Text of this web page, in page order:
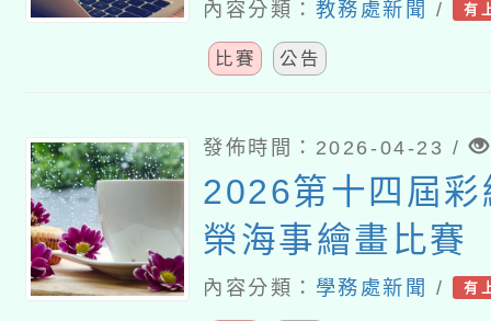
內容分類： 教務處新聞 / 有
比賽 公告
發佈時間：2026-04-23 /
2026第十四屆
榮海事繪畫比賽
內容分類： 學務處新聞 / 有